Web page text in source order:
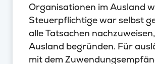
Organisationen im Ausland
Steuerpflichtige war selbst
alle Tatsachen
Ausland begründen. Für
mit dem